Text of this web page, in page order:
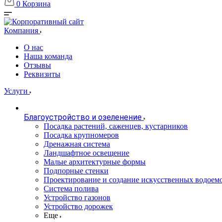
0 Корзина
Компания
О нас
Наша команда
Отзывы
Реквизиты
Услуги
Благоустройство и озеленение
Посадка растений, саженцев, кустарников
Посадка крупномеров
Дренажная система
Ландшафтное освещение
Малые архитектурные формы
Подпорные стенки
Проектирование и создание искусственных
Система полива
Устройство газонов
Устройство дорожек
Еще